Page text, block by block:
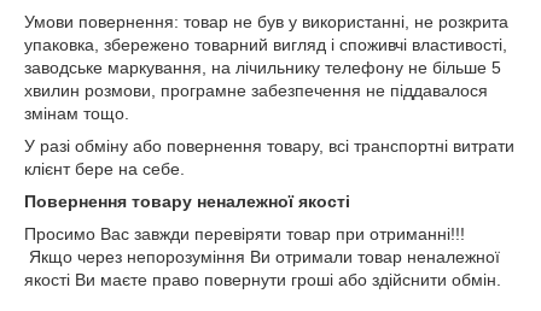
Умови повернення: товар не був у використанні, не розкрита
упаковка, збережено товарний вигляд і споживчі властивості,
заводське маркування, на лічильнику телефону не більше 5
хвилин розмови, програмне забезпечення не піддавалося
змінам тощо.
У разі обміну або повернення товару, всі транспортні витрати
клієнт бере на себе.
Повернення товару неналежної якості
Просимо Вас завжди перевіряти товар при отриманні!!!
Якщо через непорозуміння Ви отримали товар неналежної
якості Ви маєте право повернути гроші або здійснити обмін.